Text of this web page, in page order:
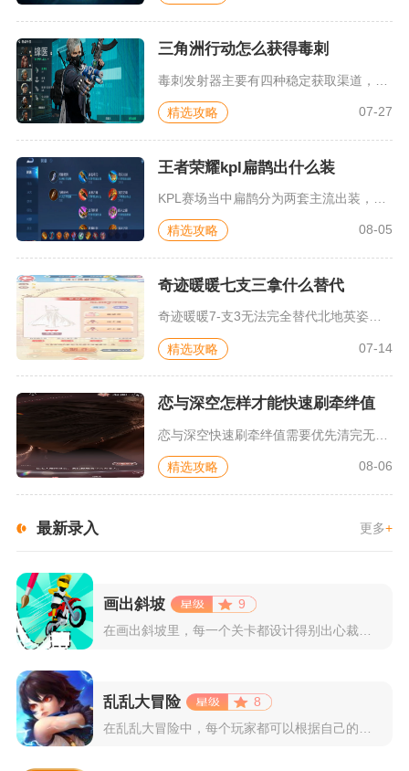
三角洲行动怎么获得毒刺
精选攻略 07-27
王者荣耀kpl扁鹊出什么装
精选攻略 08-05
奇迹暖暖七支三拿什么替代
奇迹暖暖7-支3无法完全替代北地英姿上衣与下装两件核心部件，...
精选攻略 07-14
恋与深空怎样才能快速刷牵绊值
恋与深空快速刷牵绊值需要优先清完无获取上限的收藏类成就，再循...
精选攻略 08-06
最新录入 更多+
画出斜坡
9
乱乱大冒险
8